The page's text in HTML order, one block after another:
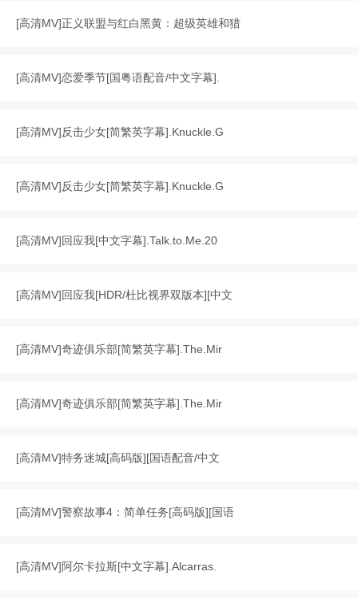
[高清MV]正义联盟与红白黑黄：超级英雄和猎
[高清MV]恋爱季节[国粤语配音/中文字幕].
[高清MV]反击少女[简繁英字幕].Knuckle.G
[高清MV]反击少女[简繁英字幕].Knuckle.G
[高清MV]回应我[中文字幕].Talk.to.Me.20
[高清MV]回应我[HDR/杜比视界双版本][中文
[高清MV]奇迹俱乐部[简繁英字幕].The.Mir
[高清MV]奇迹俱乐部[简繁英字幕].The.Mir
[高清MV]特务迷城[高码版][国语配音/中文
[高清MV]警察故事4：简单任务[高码版][国语
[高清MV]阿尔卡拉斯[中文字幕].Alcarras.